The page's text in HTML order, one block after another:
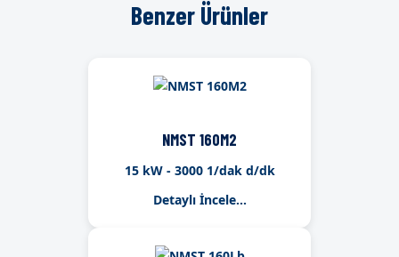
Benzer Ürünler
NMST 160M2
15 kW - 3000 1/dak d/dk
Detaylı İncele...